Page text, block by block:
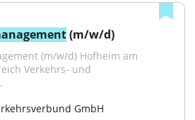
(m/w/d)
(m/w/d) Hofheim am
Verkehrs- und
GmbH